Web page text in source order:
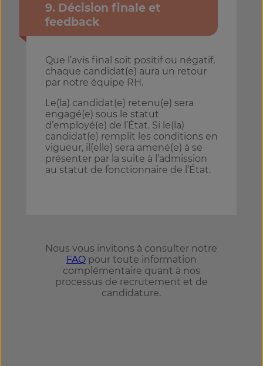
9. Décision finale et
feedback
Que l’avis final soit positif ou négatif,
chaque candidat(e) aura un retour
par notre équipe RH.
Le(la) candidat(e) retenu(e) sera
engagé(e) sous le statut
d’employé(e) de l’État. Si le(la)
candidat(e) remplit les conditions en
vigueur, il(elle) sera amené(e) à se
présenter par la suite à l’admission
au statut de fonctionnaire de l’État.
Nous vous invitons à consulter notre
FAQpour toute information
complémentaire quant à nos
processus de recrutement et de
candidature.